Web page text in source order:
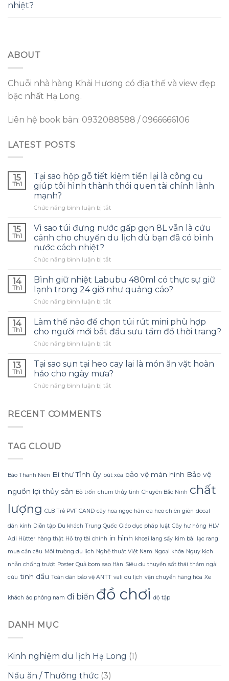
nhiệt?
ABOUT
Chuỗi nhà hàng Khải Hương có địa thế và view đẹp
bậc nhất Hạ Long.
Liên hệ book bàn: 0932088588 / 0966666106
LATEST POSTS
15
Th1
Tại sao hộp gỗ tiết kiệm tiền lại là công cụ
giúp tôi hình thành thói quen tài chính lành
mạnh?
Chức năng bình luận bị tắtở
sao
hộp
gỗ
kiệm
lại
là
công
cụ
tôi
hình
thói
tài
chính
15
Th1
Vì sao túi đựng nước gấp gọn 8L vẫn là cứu
cánh cho chuyến du lịch dù bạn đã có bình
nước cách nhiệt?
Chức năng bình luận bị tắtở
sao
túi
đựng
nước
gọn
8L
là
cánh
cho
du
14
Th1
Bình giữ nhiệt Labubu 480ml có thực sự giữ
lạnh trong 24 giờ như quảng cáo?
Chức năng bình luận bị tắtở
giữ
nhiệt
Labubu
480ml
thực
sự
lạnh
14
Th1
Làm thế nào để chọn túi rút mini phù hợp
cho người mới bắt đầu sưu tầm đồ thời trang?
Chức năng bình luận bị tắtở
thế
nào
để
chọn
đầu
tầm
thời
13
Th1
Tại sao sụn tại heo cay lại là món ăn vặt hoàn
hảo cho ngày mưa?
Chức năng bình luận bị tắtở
ăn
hoàn
ngày
mưa?
RECENT COMMENTS
TAG CLOUD
Báo Thanh Niên Bí thư Tỉnh ủy bút xóa bảo vệ màn hình Bảo vệ
nguồn lợi thủy sản Bỏ trốn chum thủy tinh Chuyên Bắc Ninh chất
lượng CLB Trẻ PVF CAND cây hoa ngọc hân da heo chiên giòn decal
dán kính Diễn tập Du khách Trung Quốc Giáo dục pháp luật Gây hư hỏng HLV
Adi Hütter hàng thật Hỗ trợ tài chính in hình khoai lang sấy kim bài
lạc rang
mua cần câu Môi trường du lịch Nghệ thuật Việt Nam Ngoại khóa Nguy kịch
nhẫn chống trượt Poster Quả bom sao Hàn Siêu du thuyền sốt thái thảm ngải
cứu tinh dầu Toàn dân bảo vệ ANTT vali du lịch vận chuyển hàng hóa Xe
khách áo phông nam đi biển đồ chơi độ tập
DANH MỤC
Kinh nghiệm du lịch Hạ Long (1)
Nấu ăn / Thưởng thức (3)